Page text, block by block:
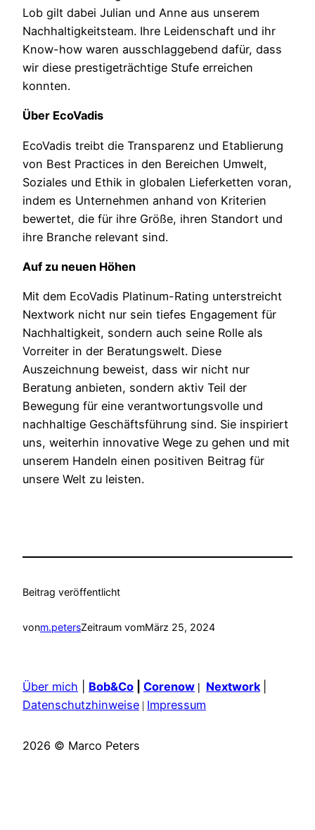
Lob gilt dabei Julian und Anne aus unserem
Nachhaltigkeitsteam. Ihre Leidenschaft und ihr
Know-how waren ausschlaggebend dafür, dass
wir diese prestigeträchtige Stufe erreichen
konnten.
Über EcoVadis
EcoVadis treibt die Transparenz und Etablierung
von Best Practices in den Bereichen Umwelt,
Soziales und Ethik in globalen Lieferketten voran,
indem es Unternehmen anhand von Kriterien
bewertet, die für ihre Größe, ihren Standort und
ihre Branche relevant sind.
Auf zu neuen Höhen
Mit dem EcoVadis Platinum-Rating unterstreicht
Nextwork nicht nur sein tiefes Engagement für
Nachhaltigkeit, sondern auch seine Rolle als
Vorreiter in der Beratungswelt. Diese
Auszeichnung beweist, dass wir nicht nur
Beratung anbieten, sondern aktiv Teil der
Bewegung für eine verantwortungsvolle und
nachhaltige Geschäftsführung sind. Sie inspiriert
uns, weiterhin innovative Wege zu gehen und mit
unserem Handeln einen positiven Beitrag für
unsere Welt zu leisten.
Beitrag veröffentlicht
vonm.petersZeitraum vomMärz 25, 2024
Über mich Bob&Co Corenow | Nextwork
Datenschutzhinweise | Impressum
2026 © Marco Peters